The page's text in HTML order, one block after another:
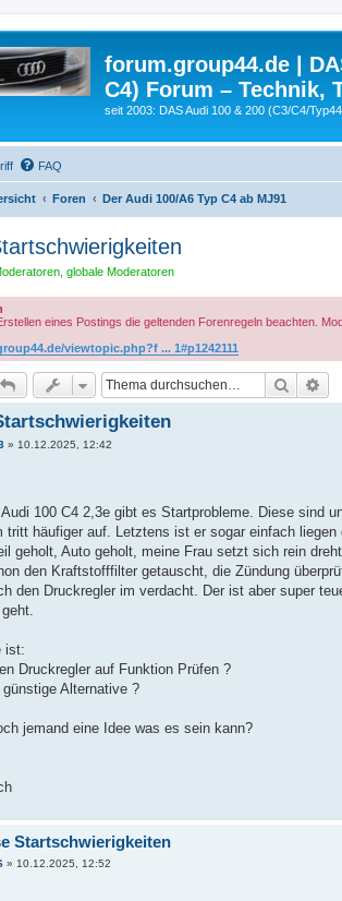
forum.group44.de |
C4) Forum – Technik,
seit 2003: DAS Audi 100 & 200 (C3/C4/
FAQ
Foren Der Audi 100/A6 Typ C4 ab MJ91
globale Moderatoren
eines Postings die geltenden Forenregeln beachten.
viewtopic.php?f ... 1#p1242111
Suche
» 10.12.2025, 12:42
100 C4 2,3e gibt es Startprobleme. Diese sind
tritt häufiger auf. Letztens ist er sogar einfach
geholt, Auto geholt, meine Frau setzt sich rein
den Kraftstofffilter getauscht, die Zündung
den Druckregler im verdacht. Der ist aber super
ist:
Druckregler auf Funktion Prüfen ?
Alternative ?
jemand eine Idee was es sein kann?
Startschwierigkeiten
» 10.12.2025, 12:52